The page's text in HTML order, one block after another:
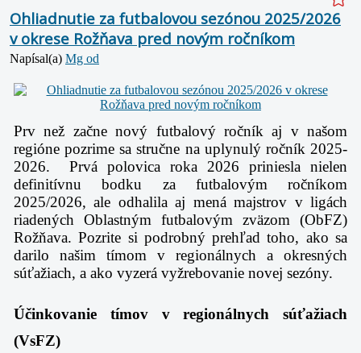
Ohliadnutie za futbalovou sezónou 2025/2026
v okrese Rožňava pred novým ročníkom
Napísal(a) Mg od
Prv než začne nový futbalový ročník aj v našom
regióne pozrime sa stručne na uplynulý ročník 2025-
2026. Prvá polovica roka 2026 priniesla nielen
definitívnu bodku za futbalovým ročníkom
2025/2026, ale odhalila aj mená majstrov v ligách
riadených Oblastným futbalovým zväzom (ObFZ)
Rožňava. Pozrite si podrobný prehľad toho, ako sa
darilo našim tímom v regionálnych a okresných
súťažiach, a ako vyzerá vyžrebovanie novej sezóny.
Účinkovanie tímov v regionálnych súťažiach
(VsFZ)